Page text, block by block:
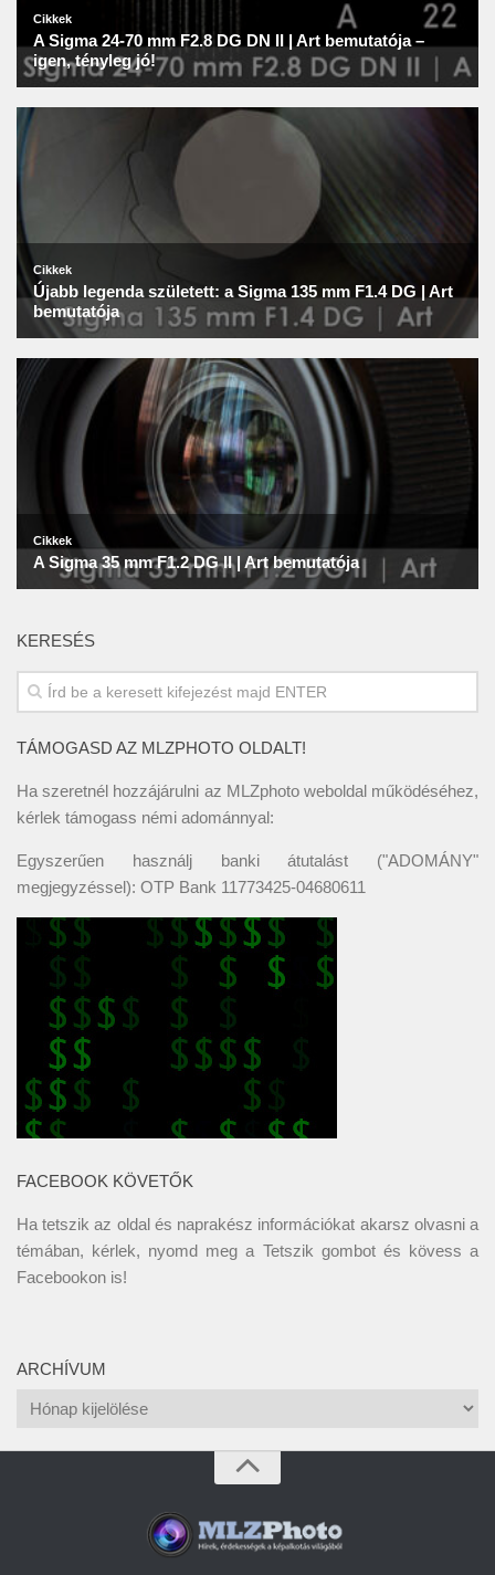
KERESÉS
TÁMOGASD AZ MLZPHOTO OLDALT!
Ha szeretnél hozzájárulni az MLZphoto weboldal működéséhez,
kérlek támogass némi adománnyal:
Egyszerűen használj banki átutalást ("ADOMÁNY"
megjegyzéssel): OTP Bank 11773425-04680611
FACEBOOK KÖVETŐK
Ha tetszik az oldal és naprakész információkat akarsz olvasni a
témában, kérlek, nyomd meg a Tetszik gombot és kövess a
Facebookon is!
ARCHÍVUM
Archívum